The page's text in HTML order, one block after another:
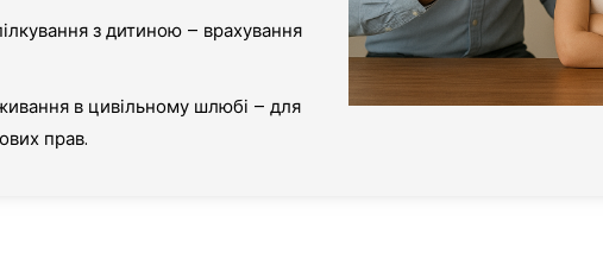
з дитиною – врахування
в цивільному шлюбі – для
прав.